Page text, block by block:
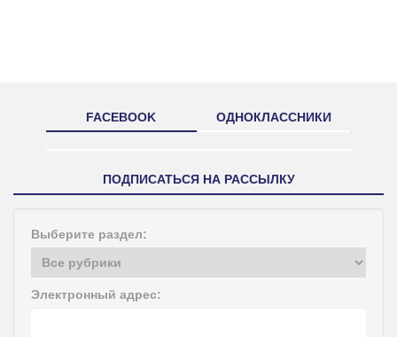
FACEBOOK ОДНОКЛАССНИКИ
ПОДПИСАТЬСЯ НА РАССЫЛКУ
Выберите раздел:
Электронный адрес: